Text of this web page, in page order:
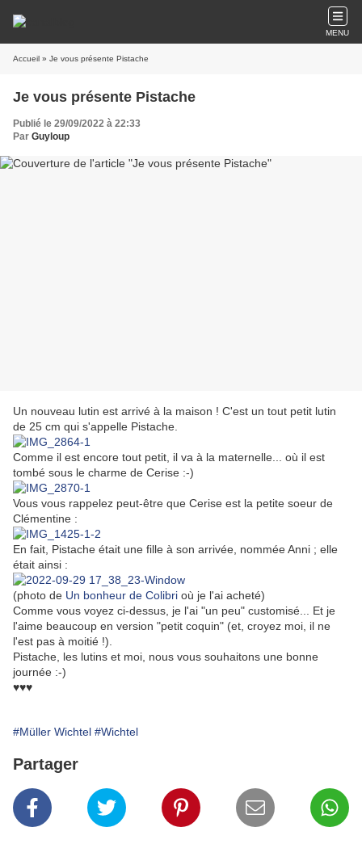
MENU
Accueil » Je vous présente Pistache
Je vous présente Pistache
Publié le 29/09/2022 à 22:33
Par Guyloup
Un nouveau lutin est arrivé à la maison ! C'est un tout petit lutin
de 25 cm qui s'appelle Pistache.
Comme il est encore tout petit, il va à la maternelle... où il est
tombé sous le charme de Cerise :-)
Vous vous rappelez peut-être que Cerise est la petite soeur de
Clémentine :
En fait, Pistache était une fille à son arrivée, nommée Anni ; elle
était ainsi :
(photo de Un bonheur de Colibri où je l'ai acheté)
Comme vous voyez ci-dessus, je l'ai "un peu" customisé... Et je
l'aime beaucoup en version "petit coquin" (et, croyez moi, il ne
l'est pas à moitié !).
Pistache, les lutins et moi, nous vous souhaitons une bonne
journée :-)
♥♥♥
#Müller Wichtel #Wichtel
Partager